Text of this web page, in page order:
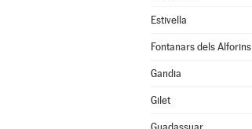
Estivella
Fontanars dels Alforins
Gandia
Gilet